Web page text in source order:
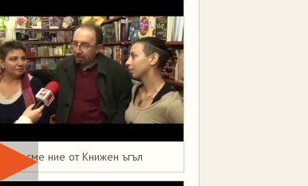
Това сме ние от Книжен ъгъл